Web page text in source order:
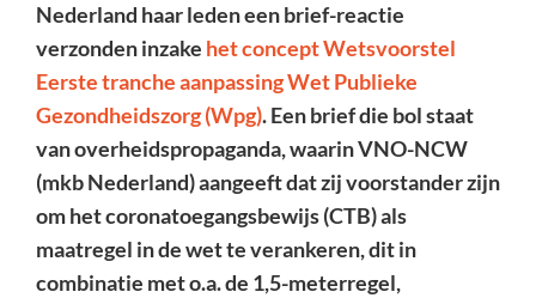
Nederland haar leden een brief-reactie
verzonden inzake het concept Wetsvoorstel
Eerste tranche aanpassing Wet Publieke
Gezondheidszorg (Wpg). Een brief die bol staat
van overheidspropaganda, waarin VNO-NCW
(mkb Nederland) aangeeft dat zij voorstander zijn
om het coronatoegangsbewijs (CTB) als
maatregel in de wet te verankeren, dit in
combinatie met o.a. de 1,5-meterregel,